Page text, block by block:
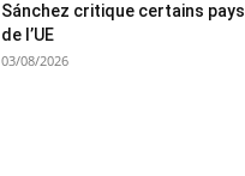
Sánchez critique certains pays
de l’UE
03/08/2026